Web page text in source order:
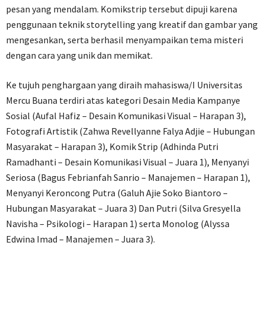
pesan yang mendalam. Komikstrip tersebut dipuji karena
penggunaan teknik storytelling yang kreatif dan gambar yang
mengesankan, serta berhasil menyampaikan tema misteri
dengan cara yang unik dan memikat.
Ke tujuh penghargaan yang diraih mahasiswa/I Universitas
Mercu Buana terdiri atas kategori Desain Media Kampanye
Sosial (Aufal Hafiz – Desain Komunikasi Visual – Harapan 3),
Fotografi Artistik (Zahwa Revellyanne Falya Adjie – Hubungan
Masyarakat – Harapan 3), Komik Strip (Adhinda Putri
Ramadhanti – Desain Komunikasi Visual – Juara 1), Menyanyi
Seriosa (Bagus Febrianfah Sanrio – Manajemen – Harapan 1),
Menyanyi Keroncong Putra (Galuh Ajie Soko Biantoro –
Hubungan Masyarakat – Juara 3) Dan Putri (Silva Gresyella
Navisha – Psikologi – Harapan 1) serta Monolog (Alyssa
Edwina Imad – Manajemen – Juara 3).